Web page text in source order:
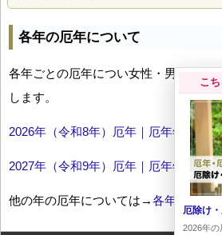
各年の厄年について
各年ごとの厄年につい女性・男性の年
します。
2026年（令和8年）厄年｜厄年年齢早
2027年（令和9年）厄年｜厄年年齢早
他の年の厄年については→各年厄年一覧
こ
厄除け
2026年の